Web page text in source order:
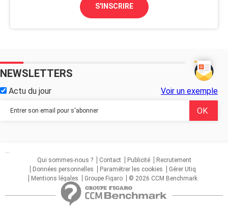
S'INSCRIRE
NEWSLETTERS
Actu du jour Voir un exemple
...
Qui sommes-nous ?
Contact Publicité
Recrutement
Données personnelles
Paramétrer les cookies
Gérer Utiq
Mentions légales
Groupe Figaro © 2026 CCM Benchmark